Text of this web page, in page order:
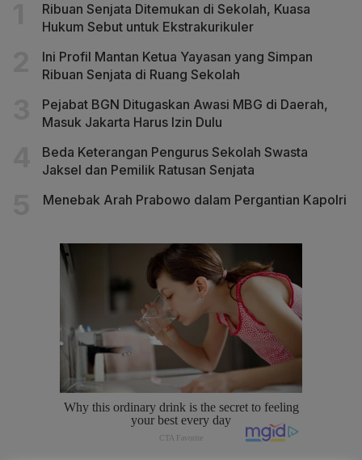
Ribuan Senjata Ditemukan di Sekolah, Kuasa
Hukum Sebut untuk Ekstrakurikuler
Ini Profil Mantan Ketua Yayasan yang Simpan
Ribuan Senjata di Ruang Sekolah
Pejabat BGN Ditugaskan Awasi MBG di Daerah,
Masuk Jakarta Harus Izin Dulu
Beda Keterangan Pengurus Sekolah Swasta
Jaksel dan Pemilik Ratusan Senjata
Menebak Arah Prabowo dalam Pergantian Kapolri